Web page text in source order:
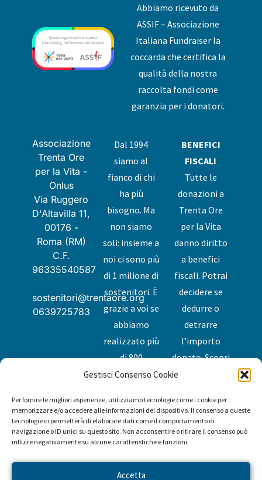
Gestisci Consenso Cookie
Per fornire le migliori esperienze, utilizziamo tecnologie come i cookie per
memorizzare e/o accedere alle informazioni del dispositivo. Il consenso a queste
tecnologie ci permetterà di elaborare dati come il comportamento di
navigazione o ID unici su questo sito. Non acconsentire o ritirare il consenso può
influire negativamente su alcune caratteristiche e funzioni.
Accetta
Abbiamo ricevuto da
ASSIF – Associazione
Italiana Fundraiser la
coccarda che certifica la
qualità della nostra
raccolta fondi come
garanzia per i donatori.
Associazione
Trenta Ore
per la Vita -
Onlus
Via Ruggero
D'Altavilla 11,
00176 -
Roma (RM)
C.F.
96335540587
sostenitori@trentaore.org
0639725783
Dal 1994
siamo al
fianco di chi
ha più
bisogno. Ma
non siamo
soli: insieme a
noi ci sono più
di 1 milione di
sostenitori. È
grazie a voi se
abbiamo
realizzato più
di 800
progetti con
associazioni.
Insieme,
abbiamo
vita di
BENEFICI
FISCALI
Tutte le
donazioni a
Trenta Ore
per la Vita
danno diritto
a benefici
fiscali. Potrai
decidere se
dedurre o
detrarre
l’importo
donato.Scopri
Cookies